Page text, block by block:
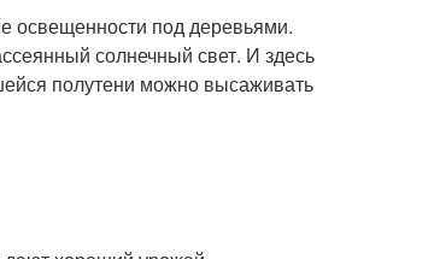
освещенности под деревьями.
солнечный свет. И здесь
полутени можно высаживать